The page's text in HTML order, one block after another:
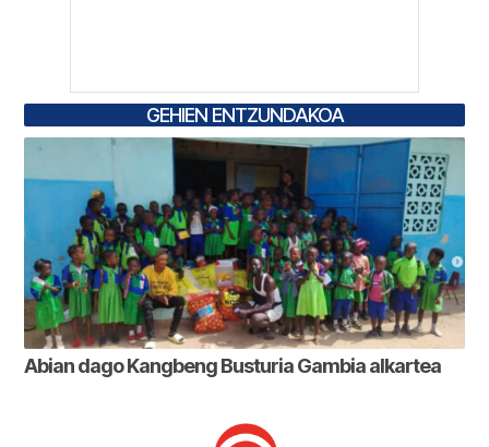
GEHIEN ENTZUNDAKOA
Abian dago Kangbeng Busturia Gambia alkartea